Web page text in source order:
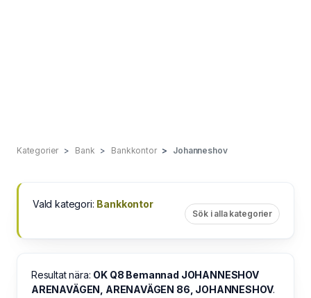
Kategorier Bank Bankkontor Johanneshov
Vald kategori: Bankkontor
Sök i alla kategorier
Resultat nära: OK Q8 Bemannad JOHANNESHOV
ARENAVÄGEN, ARENAVÄGEN 86, JOHANNESHOV.